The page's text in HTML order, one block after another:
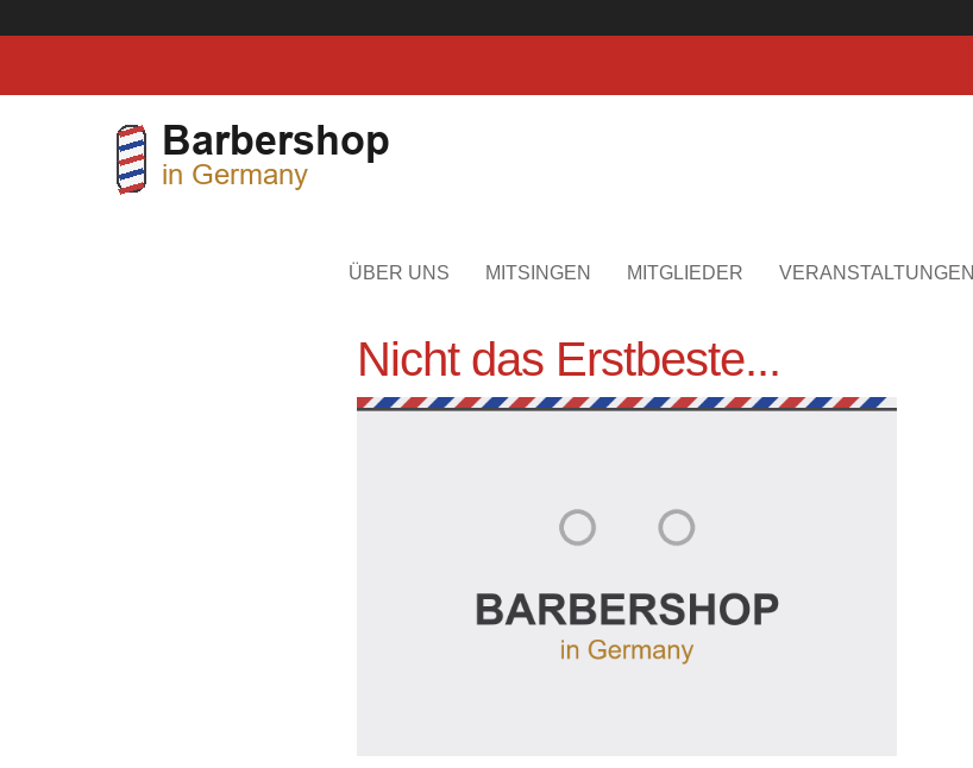
ÜBER UNS MITSINGEN MITGLIEDER VERANSTALTUNGEN
Nicht das Erstbeste...